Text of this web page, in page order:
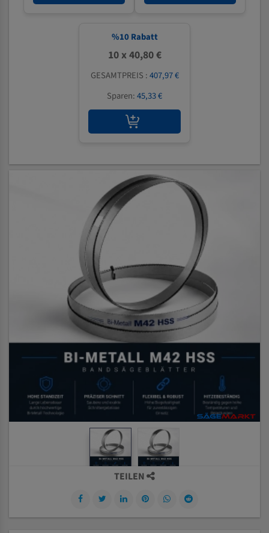
%10 Rabatt
10 x 40,80 €
GESAMTPREIS :407,97 €
Sparen:45,33 €
TEILEN